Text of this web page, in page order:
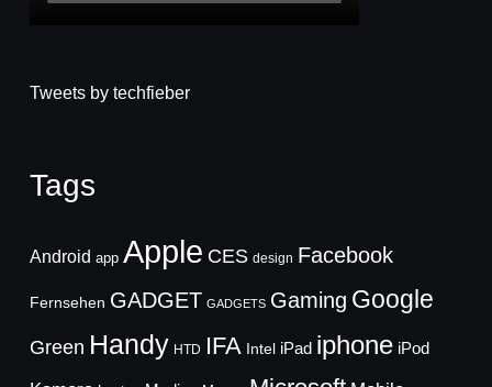
Tweets by techfieber
Tags
Android app Apple CES design Facebook
Fernsehen GADGET GADGETS Gaming Google
Green Handy HTD IFA Intel iPad iphone iPod